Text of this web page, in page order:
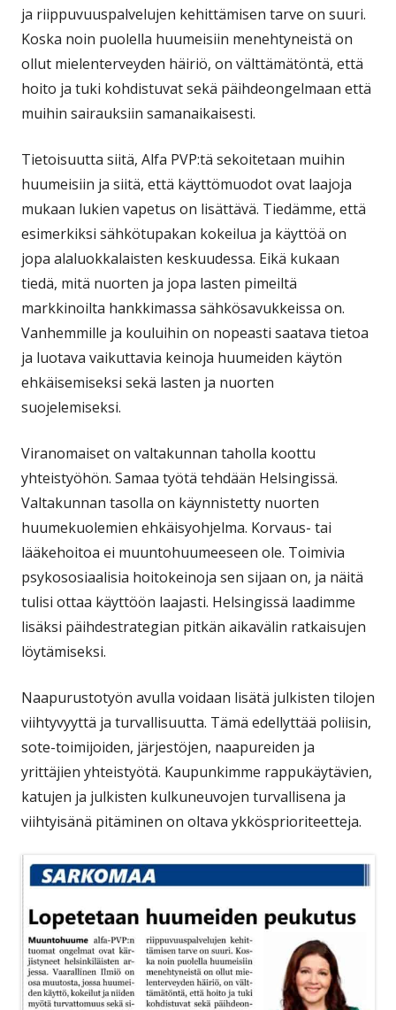
ja riippuvuuspalvelujen kehittämisen tarve on suuri.
Koska noin puolella huumeisiin menehtyneistä on
ollut mielenterveyden häiriö, on välttämätöntä, että
hoito ja tuki kohdistuvat sekä päihdeongelmaan että
muihin sairauksiin samanaikaisesti.
Tietoisuutta siitä, Alfa PVP:tä sekoitetaan muihin
huumeisiin ja siitä, että käyttömuodot ovat laajoja
mukaan lukien vapetus on lisättävä. Tiedämme, että
esimerkiksi sähkötupakan kokeilua ja käyttöä on
jopa alaluokkalaisten keskuudessa. Eikä kukaan
tiedä, mitä nuorten ja jopa lasten pimeiltä
markkinoilta hankkimassa sähkösavukkeissa on.
Vanhemmille ja kouluihin on nopeasti saatava tietoa
ja luotava vaikuttavia keinoja huumeiden käytön
ehkäisemiseksi sekä lasten ja nuorten
suojelemiseksi.
Viranomaiset on valtakunnan taholla koottu
yhteistyöhön. Samaa työtä tehdään Helsingissä.
Valtakunnan tasolla on käynnistetty nuorten
huumekuolemien ehkäisyohjelma. Korvaus- tai
lääkehoitoa ei muuntohuumeeseen ole. Toimivia
psykososiaalisia hoitokeinoja sen sijaan on, ja näitä
tulisi ottaa käyttöön laajasti. Helsingissä laadimme
lisäksi päihdestrategian pitkän aikavälin ratkaisujen
löytämiseksi.
Naapurustotyön avulla voidaan lisätä julkisten tilojen
viihtyvyyttä ja turvallisuutta. Tämä edellyttää poliisin,
sote-toimijoiden, järjestöjen, naapureiden ja
yrittäjien yhteistyötä. Kaupunkimme rappukäytävien,
katujen ja julkisten kulkuneuvojen turvallisena ja
viihtyisänä pitäminen on oltava ykkösprioriteetteja.